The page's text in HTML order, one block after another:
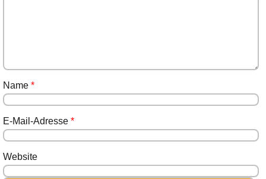
Name *
E-Mail-Adresse *
Website